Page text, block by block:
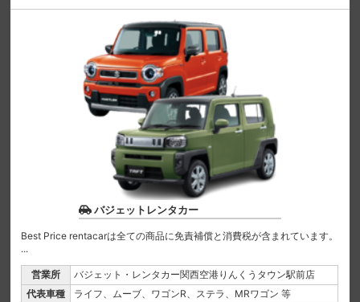
バジェットレンタカー
Best Price rentacarは全ての商品に免責補償と消費税が含まれています。
...
営業所
バジェット・レンタカー関西空港りんくうタウン駅前店
代表車種
ライフ、ムーブ、ワゴンR、ステラ、MRワゴン 等